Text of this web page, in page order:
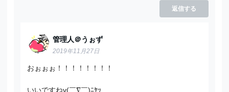
返信する
管理人＠うぉず
2019年11月27日
おぉぉぉ！！！！！！！！
いいですねv(￣∇￣)ﾆﾔｯ